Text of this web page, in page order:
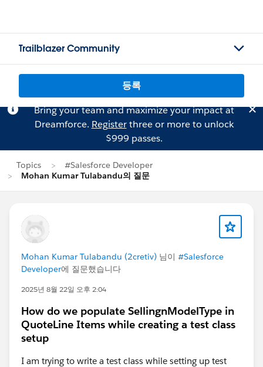
Trailblazer Community
등록
Bring your team and maximize your impact at
Dreamforce. Registerthree or more to unlock
$999 passes.
Topics
#Salesforce Developer
Mohan Kumar Tulabandu의 질문
Mohan Kumar Tulabandu (2cretiv) 님이 #Salesforce
Developer에 질문했습니다
2025년 8월 22일 오후 2:04
How do we populate SellingnModelType in
QuoteLine Items while creating a test class
setup
I am trying to write a test class while setting up test